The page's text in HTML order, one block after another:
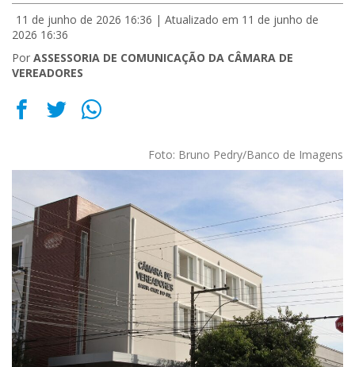
11 de junho de 2026 16:36 | Atualizado em 11 de junho de
2026 16:36
Por ASSESSORIA DE COMUNICAÇÃO DA CÂMARA DE
VEREADORES
Foto: Bruno Pedry/Banco de Imagens